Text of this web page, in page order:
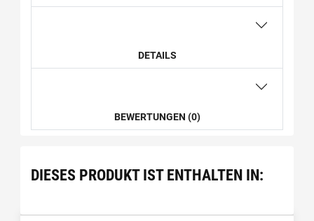
DETAILS
BEWERTUNGEN (0)
DIESES PRODUKT IST ENTHALTEN IN: